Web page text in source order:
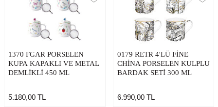
1370 FGAR PORSELEN
KUPA KAPAKLI VE METAL
DEMLIKLI 450 ML
5.180,00 TL
0179 RETR 4'LÜ FINE
CHINA PORSELEN KULPLU
BARDAK SETI 300 ML
6.990,00TL